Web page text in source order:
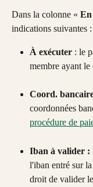
Dans la colonne « En
indications suivantes :
À exécuter : le
membre ayant le
Coord.
coordonnées
procédure de
Iban à valider :
l'iban entré sur
droit de valider